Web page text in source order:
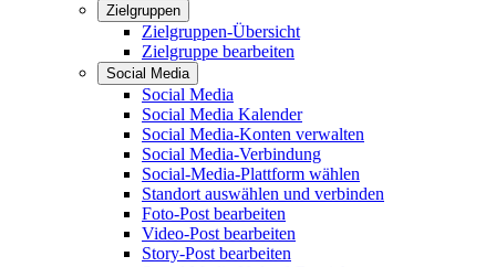
Zielgruppen
Zielgruppen-Übersicht
Zielgruppe bearbeiten
Social Media
Social Media
Social Media Kalender
Social Media-Konten verwalten
Social Media-Verbindung
Social-Media-Plattform wählen
Standort auswählen und verbinden
Foto-Post bearbeiten
Video-Post bearbeiten
Story-Post bearbeiten